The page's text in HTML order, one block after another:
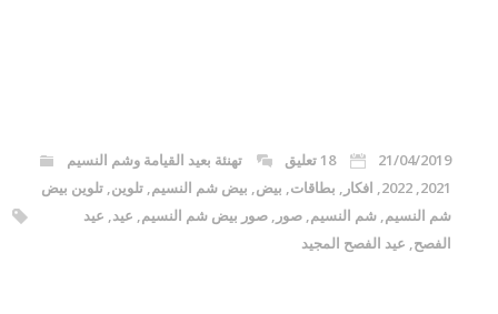
21/04/2019 18 تعليق
تهنئة بعيد القيامة وشم النسيم
2021
,
2022
, افكار , بطاقات, بيض, بيض شم النسيم,تلوين,تلوين بيض
شم النسيم,شم النسيم,صور ,صور بيض شم النسيم, عيد, عيد
الفصح, عيد الفصح المجيد